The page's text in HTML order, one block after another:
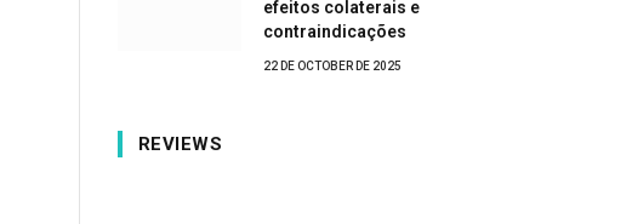
efeitos colaterais e
contraindicações
22 DE OCTOBER DE 2025
REVIEWS